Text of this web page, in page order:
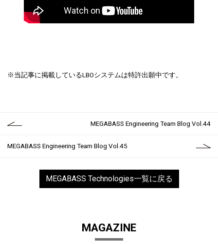
※当記事に掲載しているLBOシステムは特許出願中です。
MEGABASS Engineering Team Blog Vol.44
MEGABASS Engineering Team Blog Vol.45
MEGABASS Technologies一覧に戻る
MAGAZINE